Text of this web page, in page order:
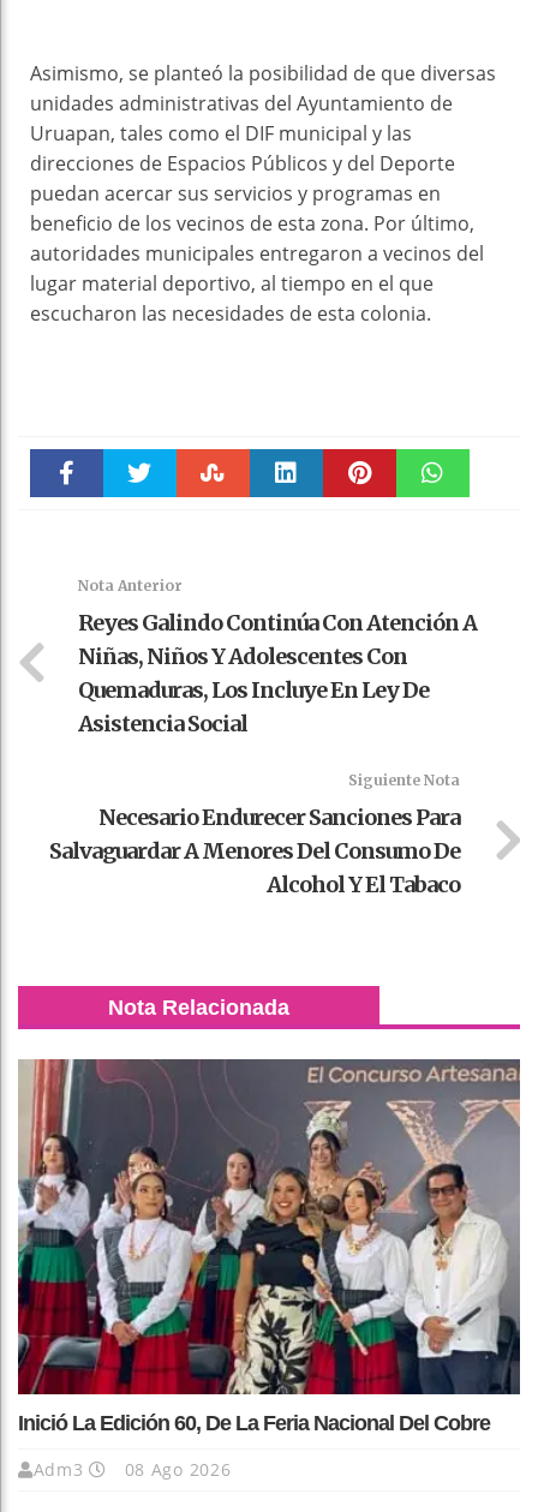
Asimismo, se planteó la posibilidad de que diversas
unidades administrativas del Ayuntamiento de
Uruapan, tales como el DIF municipal y las
direcciones de Espacios Públicos y del Deporte
puedan acercar sus servicios y programas en
beneficio de los vecinos de esta zona. Por último,
autoridades municipales entregaron a vecinos del
lugar material deportivo, al tiempo en el que
escucharon las necesidades de esta colonia.
Nota Anterior
Reyes Galindo Continúa Con Atención A
Niñas, Niños Y Adolescentes Con
Quemaduras, Los Incluye En Ley De
Asistencia Social
Siguiente Nota
Necesario Endurecer Sanciones Para
Salvaguardar A Menores Del Consumo De
Alcohol Y El Tabaco
Nota Relacionada
Inició La Edición 60, De La Feria Nacional Del Cobre
Adm3 08 Ago 2026